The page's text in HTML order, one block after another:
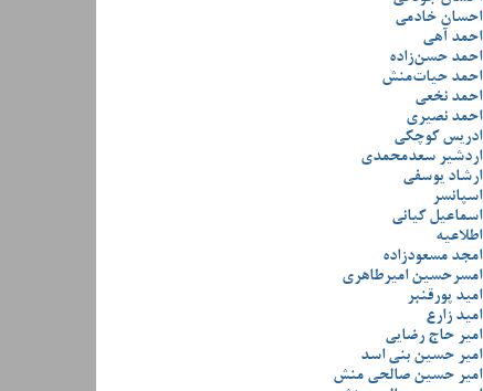
احسان خادمی
احمد آهی
احمد حسن‌زاده
احمد حیات‌منش
احمد نخعی
احمد نصیری
ادریس کوچکی
اردشیر سعدمحمدی
ارشاد یوسفی
اسپانسر
اسماعیل کیانی
اطلاعیه
امجد مسعودزاده
امسرحسین امیرطاهری
امید پورقنبر
امید زارع
امیر حاج رضایی
امیر حسین بنی اسد
امیر حسین صالحی منش